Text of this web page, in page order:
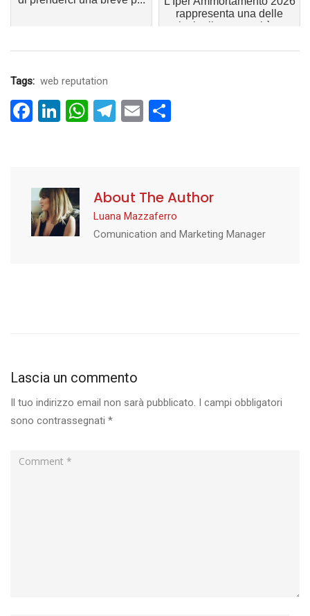
rappresenta una delle
principali opportunità per
i...
Tags: web reputation
Facebook
LinkedIn
WhatsApp
Telegram
Email
About The Author
Luana Mazzaferro
Comunication and Marketing Manager
Lascia un commento
Il tuo indirizzo email non sarà pubblicato. I campi obbligatori
sono contrassegnati *